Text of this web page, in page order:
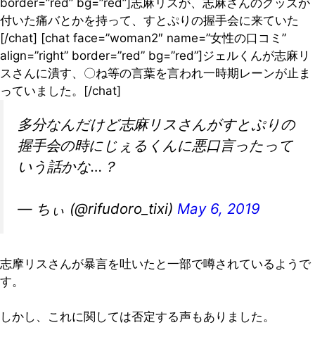
付いた痛バとかを持って、すとぷりの握手会に来ていた
[/chat] [chat face=”woman2″ name=”女性の口コミ”
align=”right” border=”red” bg=”red”]ジェルくんが志麻リ
スさんに潰す、〇ね等の言葉を言われ一時期レーンが止ま
っていました。[/chat]
多分なんだけど志麻リスさんがすとぷりの
握手会の時にじぇるくんに悪口言ったって
いう話かな…？
— ちぃ (@rifudoro_tixi) May 6, 2019
志摩リスさんが暴言を吐いたと一部で噂されているようで
す。
しかし、これに関しては否定する声もありました。